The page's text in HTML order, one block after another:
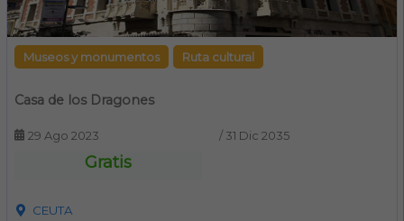
Museos y monumentos Ruta cultural
Casa de los Dragones
29 Ago 2023 / 31 Dic 2035
Gratis
CEUTA